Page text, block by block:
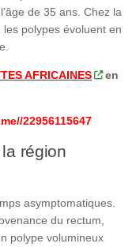
de 35 ans. Chez la
polypes évoluent en
AFRICAINES
en
22956115647
région
asymptomatiques.
du rectum,
polype volumineux